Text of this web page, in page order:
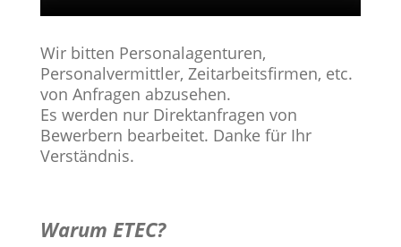
Wir bitten Personalagenturen,
Personalvermittler, Zeitarbeitsfirmen, etc.
von Anfragen abzusehen.
Es werden nur Direktanfragen von
Bewerbern bearbeitet. Danke für Ihr
Verständnis.
Warum ETEC?